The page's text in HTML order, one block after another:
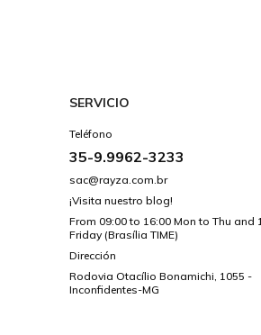
SERVICIO
Teléfono
35-9.9962-3233
sac@rayza.com.br
¡Visita nuestro blog!
From 09:00 to 16:00 Mon to Thu and
Friday (Brasília TIME)
Dirección
Rodovia Otacílio Bonamichi, 1055 -
Inconfidentes-MG